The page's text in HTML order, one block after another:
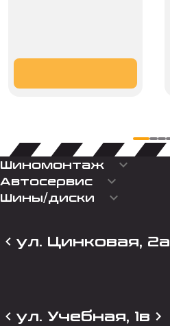
Шиномонтаж keyboard_arrow_down
Автосервис keyboard_arrow_down
Шины/диски keyboard_arrow_down
ул. Цинковая, 2а
ул. Учебная, 1в